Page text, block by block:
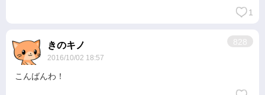
1
きのキノ
2016/10/02 18:57
828
こんばんわ！